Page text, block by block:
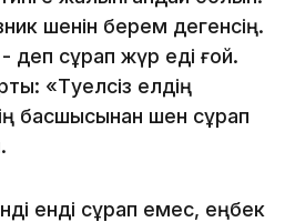
шенін берем дегенсің.
деп сұрап жүр еді ғой.
«Тәуелсіз елдің
басшысынан шен сұрап
енді сұрап емес, еңбек